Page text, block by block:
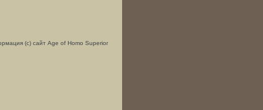
(с) сайт Age of Homo Superior